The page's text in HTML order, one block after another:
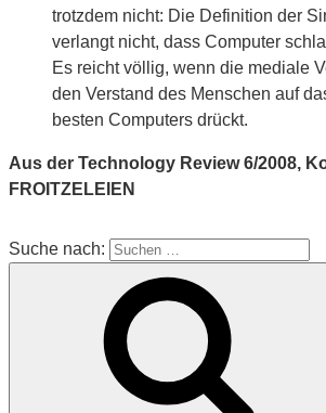
trotzdem nicht: Die Definition der
verlangt nicht, dass Computer
Es reicht völlig, wenn die mediale
den Verstand des Menschen auf
besten Computers drückt.
Aus der Technology Review 6/2008,
FROITZELEIEN
Suche nach: